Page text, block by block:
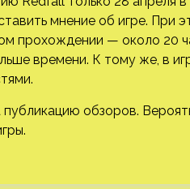
мнение об игре. При
прохождении — около 20
времени. К тому же, в
обзоров.